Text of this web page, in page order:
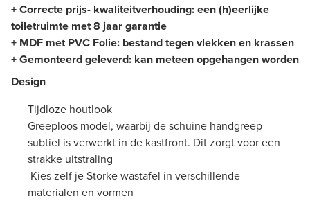
+ Correcte prijs- kwaliteitverhouding: een (h)eerlijke
toiletruimte met 8 jaar garantie
+ MDF met PVC Folie: bestand tegen vlekken en krassen
+ Gemonteerd geleverd: kan meteen opgehangen worden
Design
Tijdloze houtlook
Greeploos model, waarbij de schuine handgreep
subtiel is verwerkt in de kastfront. Dit zorgt voor een
strakke uitstraling
Kies zelf je Storke wastafel in verschillende
materialen en vormen